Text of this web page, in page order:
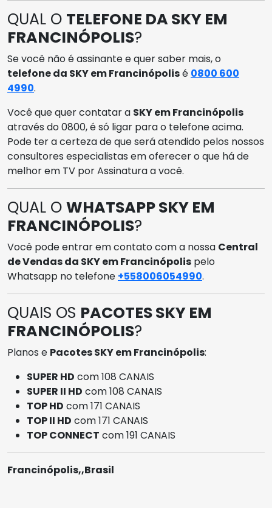
QUAL O TELEFONE DA SKY EM
FRANCINÓPOLIS?
Se você não é assinante e quer saber mais, o
telefone da SKY em Francinópolisé 0800 600
4990.
Você que quer contatar a SKY em Francinópolis
através do 0800, é só ligar para o telefone acima.
Pode ter a certeza de que será atendido pelos nossos
consultores especialistas em oferecer o que há de
melhor em TV por Assinatura a você.
QUAL O WHATSAPP SKY EM
FRANCINÓPOLIS?
Você pode entrar em contato com a nossa Central
de Vendas da SKY em Francinópolis pelo
Whatsapp no telefone +558006054990.
QUAIS OS PACOTES SKY EM
FRANCINÓPOLIS?
Planos e Pacotes SKY em Francinópolis:
SUPER HD com 108 CANAIS
SUPER II HD com 108 CANAIS
TOP HD com 171 CANAIS
TOP II HD com 171 CANAIS
TOP CONNECT com 191 CANAIS
Francinópolis,,Brasil